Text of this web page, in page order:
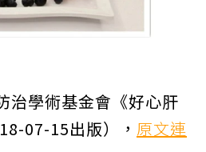
治學術基金會《好心肝
07-15出版）， 原文連